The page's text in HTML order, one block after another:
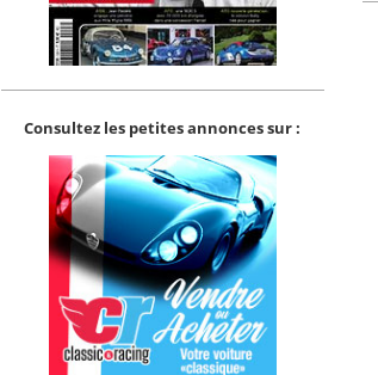
Consultez les petites annonces sur :